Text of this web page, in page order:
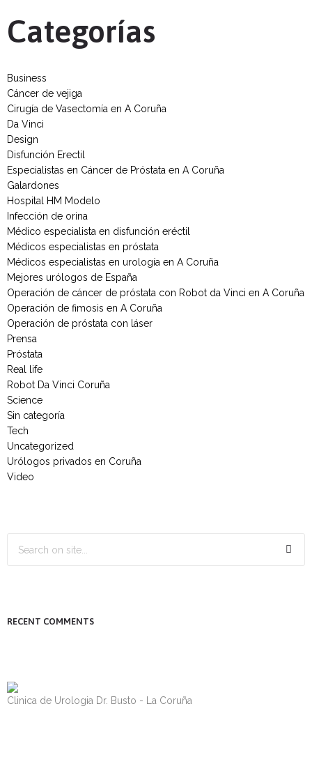
Categorías
Business
Cáncer de vejiga
Cirugía de Vasectomía en A Coruña
Da Vinci
Design
Disfunción Erectil
Especialistas en Cáncer de Próstata en A Coruña
Galardones
Hospital HM Modelo
Infección de orina
Médico especialista en disfunción eréctil
Médicos especialistas en próstata
Médicos especialistas en urología en A Coruña
Mejores urólogos de España
Operación de cáncer de próstata con Robot da Vinci en A Coruña
Operación de fimosis en A Coruña
Operación de próstata con láser
Prensa
Próstata
Real life
Robot Da Vinci Coruña
Science
Sin categoría
Tech
Uncategorized
Urólogos privados en Coruña
Video
RECENT COMMENTS
Clinica de Urologia Dr. Busto - La Coruña